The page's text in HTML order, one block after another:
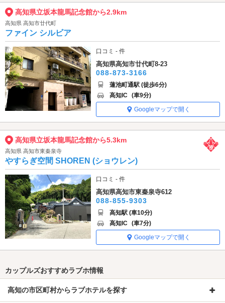
高知県立坂本龍馬記念館から2.9km
高知県 高知市廿代町
ファイン シルビア
口コミ - 件
高知県高知市廿代町8-23
088-873-3166
蓮池町通駅 (徒歩6分)
高知IC (車9分)
Googleマップで開く
高知県立坂本龍馬記念館から5.3km
高知県 高知市東秦泉寺
やすらぎ空間 SHOREN (ショウレン)
口コミ - 件
高知県高知市東秦泉寺612
088-855-9303
高知駅 (車10分)
高知IC (車7分)
Googleマップで開く
カップルズおすすめラブホ情報
高知の市区町村からラブホテルを探す